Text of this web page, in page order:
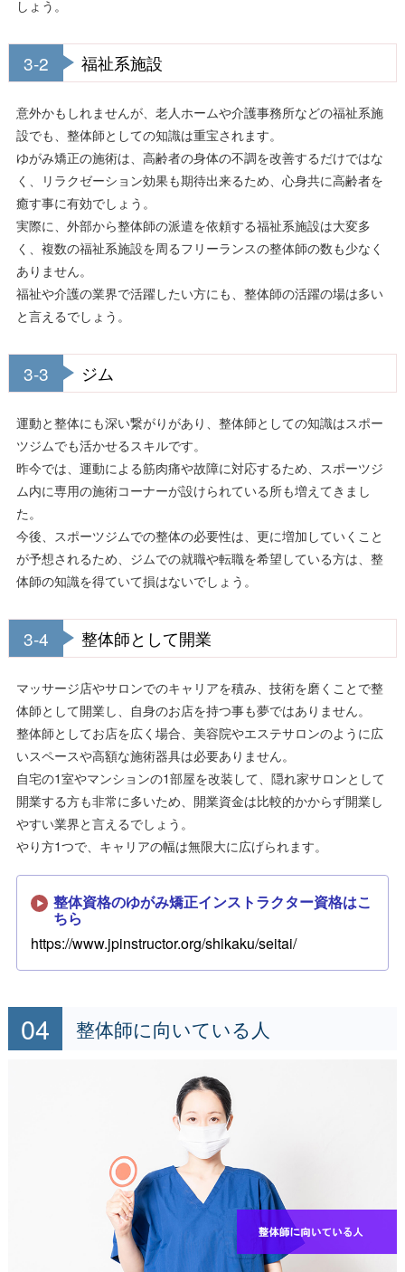
しょう。
3-2 福祉系施設
意外かもしれませんが、老人ホームや介護事務所などの福祉系施
設でも、整体師としての知識は重宝されます。
ゆがみ矯正の施術は、高齢者の身体の不調を改善するだけではな
く、リラクゼーション効果も期待出来るため、心身共に高齢者を
癒す事に有効でしょう。
実際に、外部から整体師の派遣を依頼する福祉系施設は大変多
く、複数の福祉系施設を周るフリーランスの整体師の数も少なく
ありません。
福祉や介護の業界で活躍したい方にも、整体師の活躍の場は多い
と言えるでしょう。
3-3 ジム
運動と整体にも深い繋がりがあり、整体師としての知識はスポー
ツジムでも活かせるスキルです。
昨今では、運動による筋肉痛や故障に対応するため、スポーツジ
ム内に専用の施術コーナーが設けられている所も増えてきまし
た。
今後、スポーツジムでの整体の必要性は、更に増加していくこと
が予想されるため、ジムでの就職や転職を希望している方は、整
体師の知識を得ていて損はないでしょう。
3-4 整体師として開業
マッサージ店やサロンでのキャリアを積み、技術を磨くことで整
体師として開業し、自身のお店を持つ事も夢ではありません。
整体師としてお店を広く場合、美容院やエステサロンのように広
いスペースや高額な施術器具は必要ありません。
自宅の1室やマンションの1部屋を改装して、隠れ家サロンとして
開業する方も非常に多いため、開業資金は比較的かからず開業し
やすい業界と言えるでしょう。
やり方1つで、キャリアの幅は無限大に広げられます。
整体資格のゆがみ矯正インストラクター資格はこ
ちら
https://www.jpinstructor.org/shikaku/seitai/
整体師に向いている人